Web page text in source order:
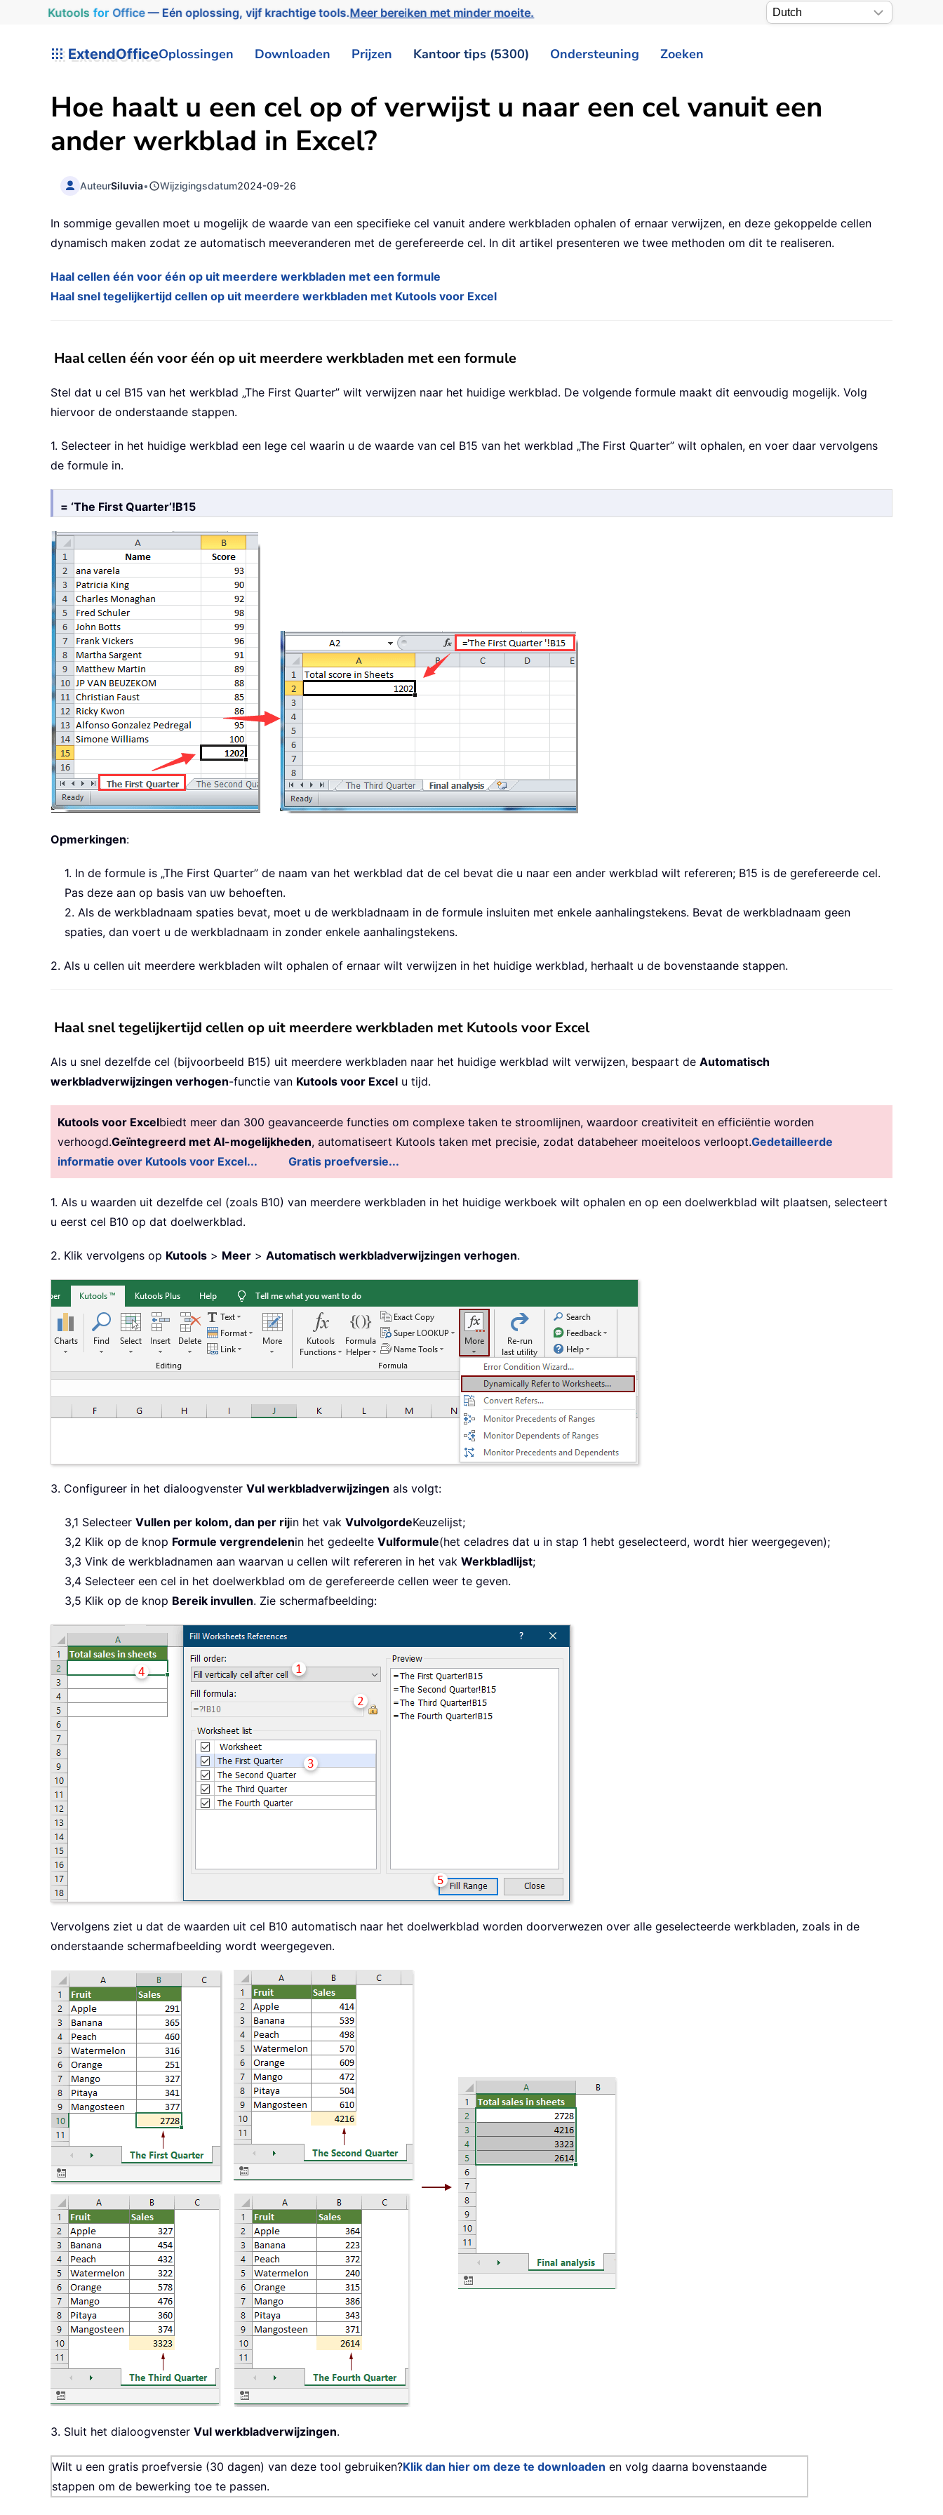
Kutools for Office— Eén oplossing, vijf krachtige tools.Meer bereiken met minder moeite.
ExtendOfficeOplossingen Downloaden Prijzen Kantoor tips (5300) Ondersteuning Zoeken
Hoe haalt u een cel op of verwijst u naar een cel vanuit een
ander werkblad in Excel?
AuteurSiluvia• Wijzigingsdatum2024-09-26
In sommige gevallen moet u mogelijk de waarde van een specifieke cel vanuit andere werkbladen ophalen of ernaar verwijzen, en deze gekoppelde cellen
dynamisch maken zodat ze automatisch meeveranderen met de gerefereerde cel. In dit artikel presenteren we twee methoden om dit te realiseren.
Haal cellen één voor één op uit meerdere werkbladen met een formule
Haal snel tegelijkertijd cellen op uit meerdere werkbladen met Kutools voor Excel
Haal cellen één voor één op uit meerdere werkbladen met een formule
Stel dat u cel B15 van het werkblad „The First Quarter” wilt verwijzen naar het huidige werkblad. De volgende formule maakt dit eenvoudig mogelijk. Volg
hiervoor de onderstaande stappen.
1. Selecteer in het huidige werkblad een lege cel waarin u de waarde van cel B15 van het werkblad „The First Quarter” wilt ophalen, en voer daar vervolgens
de formule in.
= ‘The First Quarter’!B15
Opmerkingen:
1. In de formule is „The First Quarter” de naam van het werkblad dat de cel bevat die u naar een ander werkblad wilt refereren; B15 is de gerefereerde cel.
Pas deze aan op basis van uw behoeften.
2. Als de werkbladnaam spaties bevat, moet u de werkbladnaam in de formule insluiten met enkele aanhalingstekens. Bevat de werkbladnaam geen
spaties, dan voert u de werkbladnaam in zonder enkele aanhalingstekens.
2. Als u cellen uit meerdere werkbladen wilt ophalen of ernaar wilt verwijzen in het huidige werkblad, herhaalt u de bovenstaande stappen.
Haal snel tegelijkertijd cellen op uit meerdere werkbladen met Kutools voor Excel
Als u snel dezelfde cel (bijvoorbeeld B15) uit meerdere werkbladen naar het huidige werkblad wilt verwijzen, bespaart de Automatisch
werkbladverwijzingen verhogen-functie van Kutools voor Excel u tijd.
Kutools voor Excelbiedt meer dan 300 geavanceerde functies om complexe taken te stroomlijnen, waardoor creativiteit en efficiëntie worden
verhoogd.Geïntegreerd met AI-mogelijkheden, automatiseert Kutools taken met precisie, zodat databeheer moeiteloos verloopt.Gedetailleerde
informatie over Kutools voor Excel...
Gratis proefversie...
1. Als u waarden uit dezelfde cel (zoals B10) van meerdere werkbladen in het huidige werkboek wilt ophalen en op een doelwerkblad wilt plaatsen, selecteert
u eerst cel B10 op dat doelwerkblad.
2. Klik vervolgens op Kutools > Meer > Automatisch werkbladverwijzingen verhogen.
3. Configureer in het dialoogvenster Vul werkbladverwijzingen als volgt:
3,1 Selecteer Vullen per kolom, dan per rijin het vak VulvolgordeKeuzelijst;
3,2 Klik op de knop Formule vergrendelenin het gedeelte Vulformule(het celadres dat u in stap 1 hebt geselecteerd, wordt hier weergegeven);
3,3 Vink de werkbladnamen aan waarvan u cellen wilt refereren in het vak Werkbladlijst;
3,4 Selecteer een cel in het doelwerkblad om de gerefereerde cellen weer te geven.
3,5 Klik op de knop Bereik invullen. Zie schermafbeelding:
Vervolgens ziet u dat de waarden uit cel B10 automatisch naar het doelwerkblad worden doorverwezen over alle geselecteerde werkbladen, zoals in de
onderstaande schermafbeelding wordt weergegeven.
3. Sluit het dialoogvenster Vul werkbladverwijzingen.
Wilt u een gratis proefversie (30 dagen) van deze tool gebruiken?Klik dan hier om deze te downloaden en volg daarna bovenstaande
stappen om de bewerking toe te passen.